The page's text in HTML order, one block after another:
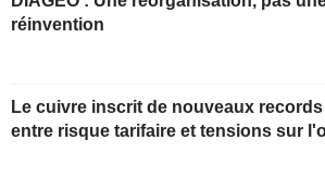
réinvention
Le cuivre inscrit de nouveaux records
entre risque tarifaire et tensions sur